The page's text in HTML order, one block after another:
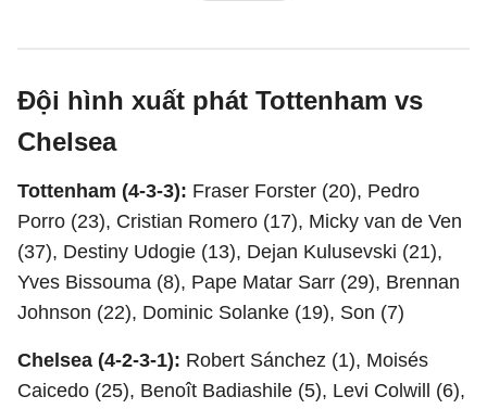
Đội hình xuất phát Tottenham vs
Chelsea
Tottenham (4-3-3): Fraser Forster (20), Pedro
Porro (23), Cristian Romero (17), Micky van de Ven
(37), Destiny Udogie (13), Dejan Kulusevski (21),
Yves Bissouma (8), Pape Matar Sarr (29), Brennan
Johnson (22), Dominic Solanke (19), Son (7)
Chelsea (4-2-3-1): Robert Sánchez (1), Moisés
Caicedo (25), Benoît Badiashile (5), Levi Colwill (6),